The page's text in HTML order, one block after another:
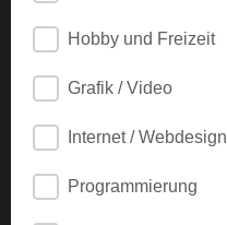
Hobby und Freizeit
Grafik / Video
Internet / Webdesign
Programmierung